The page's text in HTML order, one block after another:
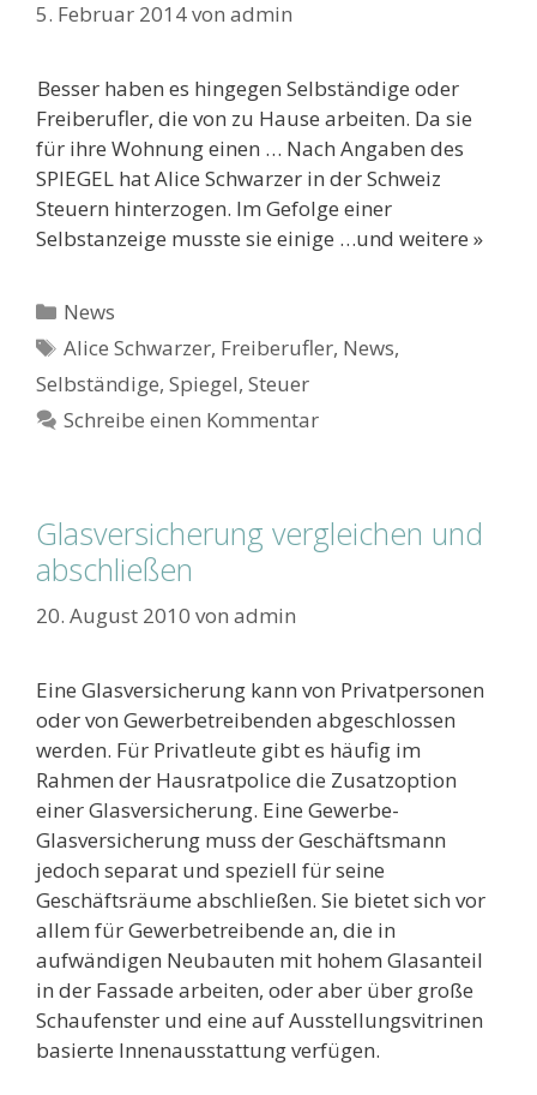
5. Februar 2014von admin
Besser haben es hingegen Selbständige oder
Freiberufler, die von zu Hause arbeiten. Da sie
für ihre Wohnung einen … Nach Angaben des
SPIEGEL hat Alice Schwarzer in der Schweiz
Steuern hinterzogen. Im Gefolge einer
Selbstanzeige musste sie einige …und weitere »
Kategorien
News
Schlagwörter
Alice Schwarzer, Freiberufler, News,
Selbständige, Spiegel, Steuer
Schreibe einen Kommentar
Glasversicherung vergleichen und
abschließen
20. August 2010 von admin
Eine Glasversicherung kann von Privatpersonen
oder von Gewerbetreibenden abgeschlossen
werden. Für Privatleute gibt es häufig im
Rahmen der Hausratpolice die Zusatzoption
einer Glasversicherung. Eine Gewerbe-
Glasversicherung muss der Geschäftsmann
jedoch separat und speziell für seine
Geschäftsräume abschließen. Sie bietet sich vor
allem für Gewerbetreibende an, die in
aufwändigen Neubauten mit hohem Glasanteil
in der Fassade arbeiten, oder aber über große
Schaufenster und eine auf Ausstellungsvitrinen
basierte Innenausstattung verfügen.